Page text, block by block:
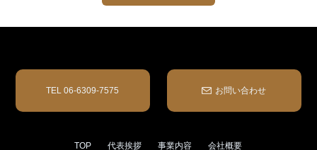
TEL 06-6309-7575 お問い合わせ
TOP 代表挨拶 事業内容 会社概要